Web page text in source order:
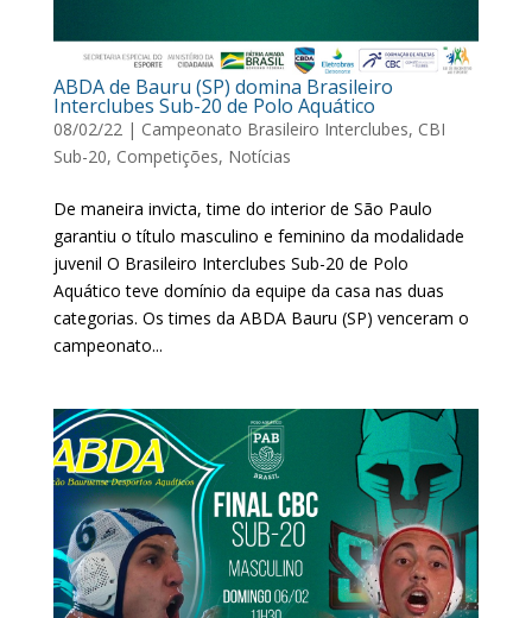
ABDA de Bauru (SP) domina Brasileiro
Interclubes Sub-20 de Polo Aquático
08/02/22 | Campeonato Brasileiro Interclubes, CBI
Sub-20, Competições, Notícias
De maneira invicta, time do interior de São Paulo
garantiu o título masculino e feminino da modalidade
juvenil O Brasileiro Interclubes Sub-20 de Polo
Aquático teve domínio da equipe da casa nas duas
categorias. Os times da ABDA Bauru (SP) venceram o
campeonato...